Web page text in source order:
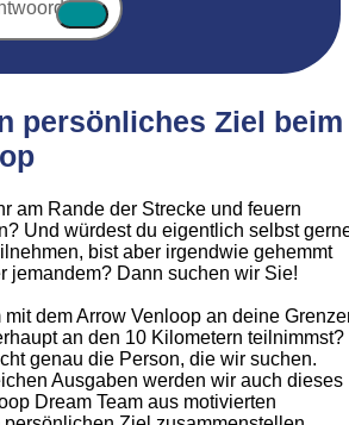
persönliches Ziel beim
am Rande der Strecke und feuern
Und würdest du eigentlich selbst
bist aber irgendwie gehemmt
jemandem? Dann suchen wir Sie!
dem Arrow Venloop an deine
an den 10 Kilometern teilnimmst?
genau die Person, die wir suchen.
Ausgaben werden wir auch dieses
Dream Team aus motivierten